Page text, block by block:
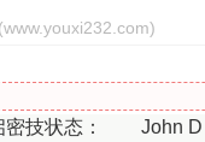
密技状态： John D